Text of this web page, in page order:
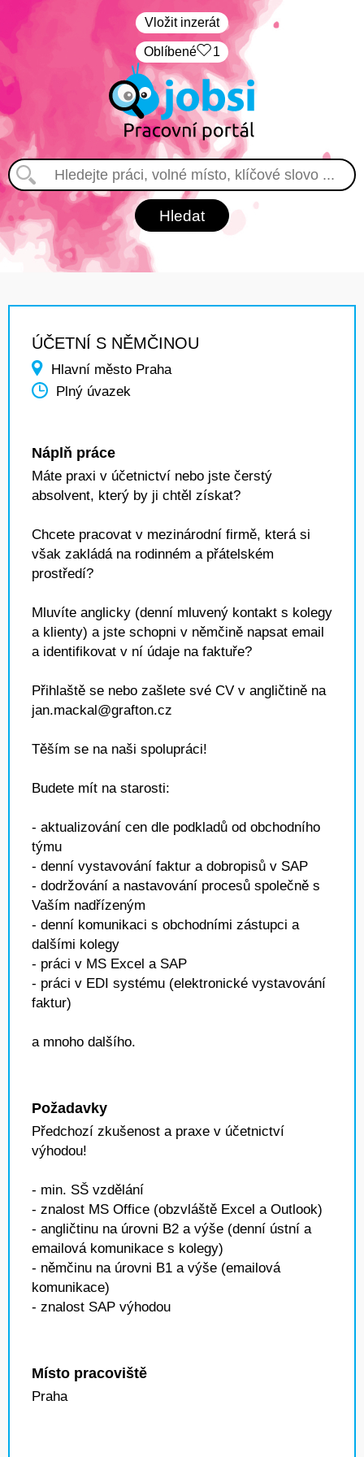
Vložit inzerát
Oblíbené 1
ÚČETNÍ S NĚMČINOU
Hlavní město Praha
Plný úvazek
Náplň práce
Máte praxi v účetnictví nebo jste čerstý
absolvent, který by ji chtěl získat?
Chcete pracovat v mezinárodní firmě, která si
však zakládá na rodinném a přátelském
prostředí?
Mluvíte anglicky (denní mluvený kontakt s kolegy
a klienty) a jste schopni v němčině napsat email
a identifikovat v ní údaje na faktuře?
Přihlaště se nebo zašlete své CV v angličtině na
jan.mackal@grafton.cz
Těším se na naši spolupráci!
Budete mít na starosti:
- aktualizování cen dle podkladů od obchodního
týmu
- denní vystavování faktur a dobropisů v SAP
- dodržování a nastavování procesů společně s
Vaším nadřízeným
- denní komunikaci s obchodními zástupci a
dalšími kolegy
- práci v MS Excel a SAP
- práci v EDI systému (elektronické vystavování
faktur)
a mnoho dalšího.
Požadavky
Předchozí zkušenost a praxe v účetnictví
výhodou!
- min. SŠ vzdělání
- znalost MS Office (obzvláště Excel a Outlook)
- angličtinu na úrovni B2 a výše (denní ústní a
emailová komunikace s kolegy)
- němčinu na úrovni B1 a výše (emailová
komunikace)
- znalost SAP výhodou
Místo pracoviště
Praha